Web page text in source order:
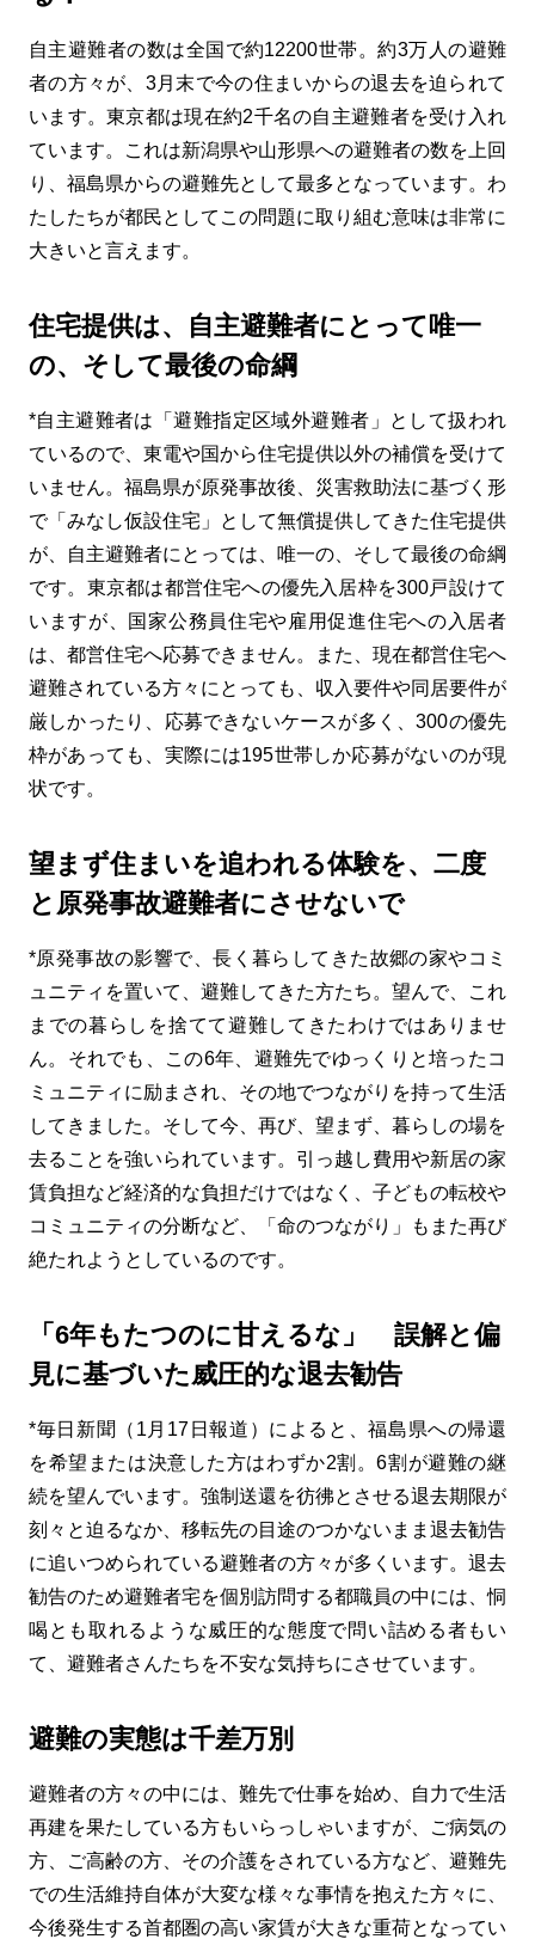
自主避難者の数は全国で約12200世帯。約3万人の避難
者の方々が、3月末で今の住まいからの退去を迫られて
います。東京都は現在約2千名の自主避難者を受け入れ
ています。これは新潟県や山形県への避難者の数を上回
り、福島県からの避難先として最多となっています。わ
たしたちが都民としてこの問題に取り組む意味は非常に
大きいと言えます。
住宅提供は、自主避難者にとって唯一
の、そして最後の命綱
*自主避難者は「避難指定区域外避難者」として扱われ
ているので、東電や国から住宅提供以外の補償を受けて
いません。福島県が原発事故後、災害救助法に基づく形
で「みなし仮設住宅」として無償提供してきた住宅提供
が、自主避難者にとっては、唯一の、そして最後の命綱
です。東京都は都営住宅への優先入居枠を300戸設けて
いますが、国家公務員住宅や雇用促進住宅への入居者
は、都営住宅へ応募できません。また、現在都営住宅へ
避難されている方々にとっても、収入要件や同居要件が
厳しかったり、応募できないケースが多く、300の優先
枠があっても、実際には195世帯しか応募がないのが現
状です。
望まず住まいを追われる体験を、二度
と原発事故避難者にさせないで
*原発事故の影響で、長く暮らしてきた故郷の家やコミ
ュニティを置いて、避難してきた方たち。望んで、これ
までの暮らしを捨てて避難してきたわけではありませ
ん。それでも、この6年、避難先でゆっくりと培ったコ
ミュニティに励まされ、その地でつながりを持って生活
してきました。そして今、再び、望まず、暮らしの場を
去ることを強いられています。引っ越し費用や新居の家
賃負担など経済的な負担だけではなく、子どもの転校や
コミュニティの分断など、「命のつながり」もまた再び
絶たれようとしているのです。
「6年もたつのに甘えるな」 誤解と偏
見に基づいた威圧的な退去勧告
*毎日新聞（1月17日報道）によると、福島県への帰還
を希望または決意した方はわずか2割。6割が避難の継
続を望んでいます。強制送還を彷彿とさせる退去期限が
刻々と迫るなか、移転先の目途のつかないまま退去勧告
に追いつめられている避難者の方々が多くいます。退去
勧告のため避難者宅を個別訪問する都職員の中には、恫
喝とも取れるような威圧的な態度で問い詰める者もい
て、避難者さんたちを不安な気持ちにさせています。
避難の実態は千差万別
避難者の方々の中には、難先で仕事を始め、自力で生活
再建を果たしている方もいらっしゃいますが、ご病気の
方、ご高齢の方、その介護をされている方など、避難先
での生活維持自体が大変な様々な事情を抱えた方々に、
今後発生する首都圏の高い家賃が大きな重荷となってい